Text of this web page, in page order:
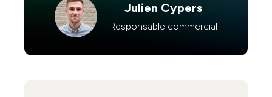
Julien Cypers
Responsable commercial